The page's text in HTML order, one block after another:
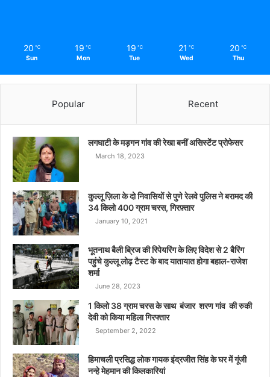
20 ℃
Sun
19 ℃
Mon
19 ℃
Tue
21 ℃
Wed
20 ℃
Thu
Popular Recent
लगघाटी के मड़गन गांव की रेखा बनीं असिस्टेंट प्रोफेसर
March 18, 2023
कुल्लू ज़िला के दो निवासियों से पुणे रेलवे पुलिस ने बरामद की
34 किलो 400 ग्राम चरस, गिरफ़्तार
January 10, 2021
भूतनाथ बैली ब्रिज की रिपेयरिंग के लिए विदेश से 2 बैरिंग
पहुंचे कुल्लू लोढ़ टैस्ट के बाद यातायात होगा बहाल-राजेश
शर्मा
June 28, 2023
1 किलो 38 ग्राम चरस के साथ बंजार शरण गांव की रुकी
देवी को किया महिला गिरफ्तार
September 2, 2022
हिमाचली प्रसिद्ध लोक गायक इंद्रजीत सिंह के घर में गूंजी
नन्हे मेहमान की किलकारियां